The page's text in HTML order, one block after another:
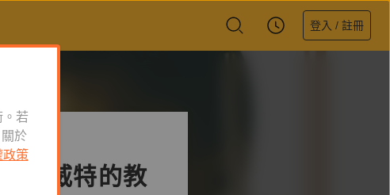
登入 / 註冊
爾威特的教
若
於
政策